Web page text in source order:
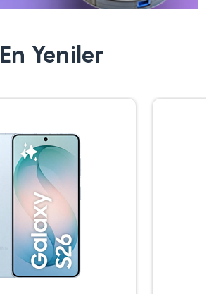
En Yeniler